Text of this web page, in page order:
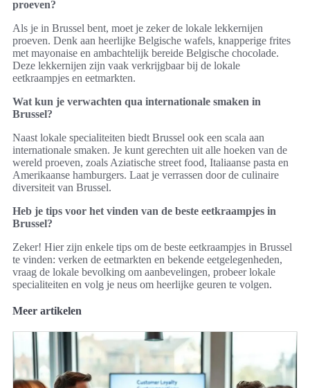
proeven?
Als je in Brussel bent, moet je zeker de lokale lekkernijen
proeven. Denk aan heerlijke Belgische wafels, knapperige frites
met mayonaise en ambachtelijk bereide Belgische chocolade.
Deze lekkernijen zijn vaak verkrijgbaar bij de lokale
eetkraampjes en eetmarkten.
Wat kun je verwachten qua internationale smaken in
Brussel?
Naast lokale specialiteiten biedt Brussel ook een scala aan
internationale smaken. Je kunt gerechten uit alle hoeken van de
wereld proeven, zoals Aziatische street food, Italiaanse pasta en
Amerikaanse hamburgers. Laat je verrassen door de culinaire
diversiteit van Brussel.
Heb je tips voor het vinden van de beste eetkraampjes in
Brussel?
Zeker! Hier zijn enkele tips om de beste eetkraampjes in Brussel
te vinden: verken de eetmarkten en bekende eetgelegenheden,
vraag de lokale bevolking om aanbevelingen, probeer lokale
specialiteiten en volg je neus om heerlijke geuren te volgen.
Meer artikelen